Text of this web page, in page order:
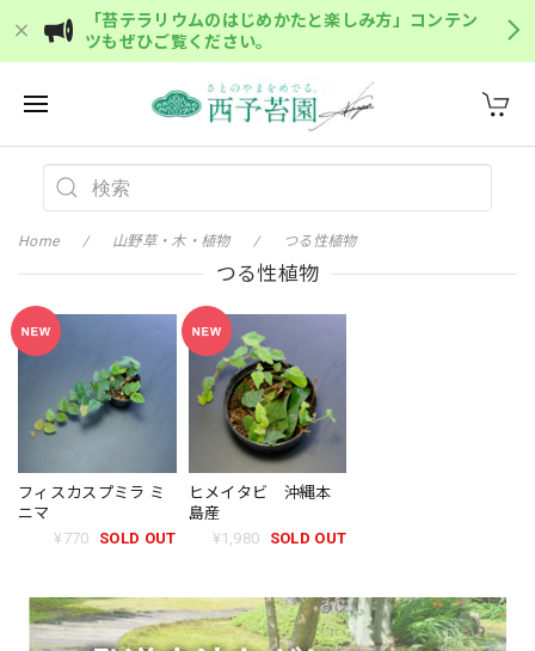
「苔テラリウムのはじめかたと楽しみ方」コンテン
ツもぜひご覧ください。
Home 山野草・木・植物 つる性植物
つる性植物
フィスカスプミラ ミ
ニマ
¥770
SOLD OUT
ヒメイタビ 沖縄本
島産
¥1,980
SOLD OUT